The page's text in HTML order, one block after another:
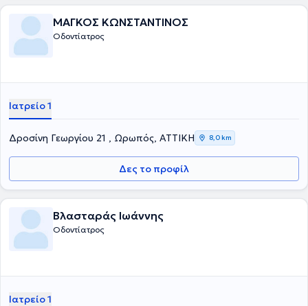
ΜΑΓΚΟΣ ΚΩΝΣΤΑΝΤΙΝΟΣ
Οδοντίατρος
Ιατρείο 1
Δροσίνη Γεωργίου 21 , Ωρωπός, ΑΤΤΙΚΗ 8,0 km
Δες το προφίλ
Βλασταράς Ιωάννης
Οδοντίατρος
Ιατρείο 1